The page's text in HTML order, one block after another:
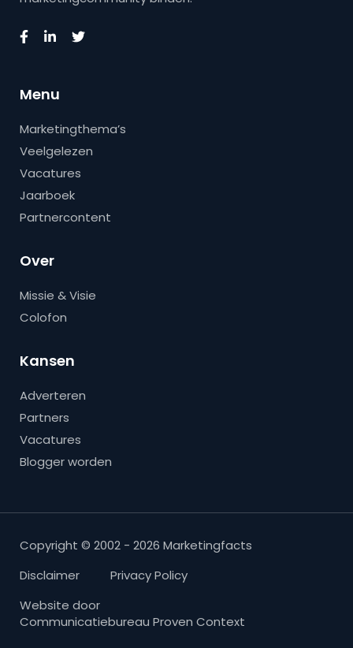
Menu
Marketingthema’s
Veelgelezen
Vacatures
Jaarboek
Partnercontent
Over
Missie & Visie
Colofon
Kansen
Adverteren
Partners
Vacatures
Blogger worden
Copyright © 2002 - 2026 Marketingfacts
Disclaimer
Privacy Policy
Website door
Communicatiebureau Proven Context